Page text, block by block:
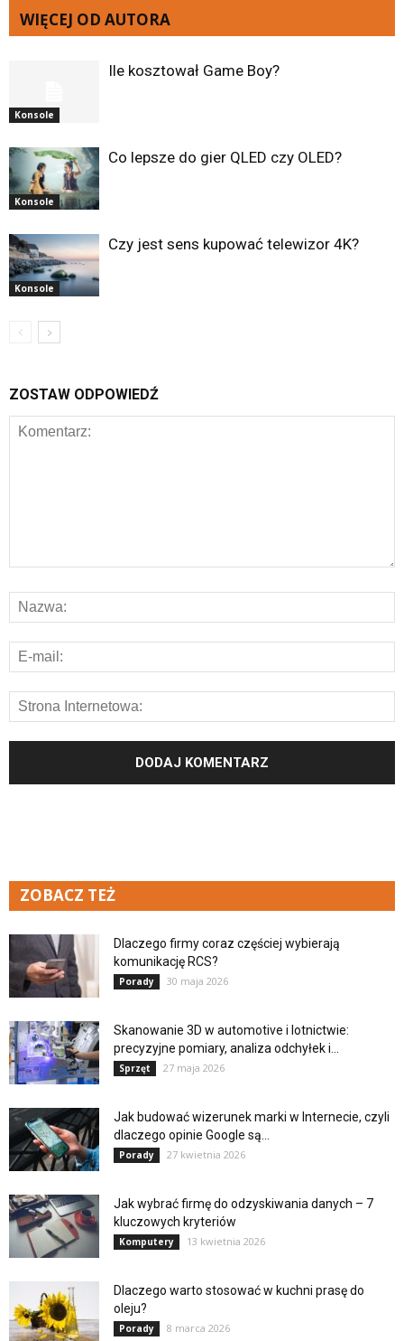
WIĘCEJ OD AUTORA
Konsole
Ile kosztował Game Boy?
Konsole
Co lepsze do gier QLED czy OLED?
Konsole
Czy jest sens kupować telewizor 4K?
ZOSTAW ODPOWIEDŹ
ZOBACZ TEŻ
Dlaczego firmy coraz częściej wybierają
komunikację RCS?
Porady 30 maja 2026
Skanowanie 3D w automotive i lotnictwie:
precyzyjne pomiary, analiza odchyłek i...
Sprzęt 27 maja 2026
Jak budować wizerunek marki w Internecie, czyli
dlaczego opinie Google są...
Porady 27 kwietnia 2026
Jak wybrać firmę do odzyskiwania danych – 7
kluczowych kryteriów
Komputery 13 kwietnia 2026
Dlaczego warto stosować w kuchni prasę do
oleju?
Porady 8 marca 2026